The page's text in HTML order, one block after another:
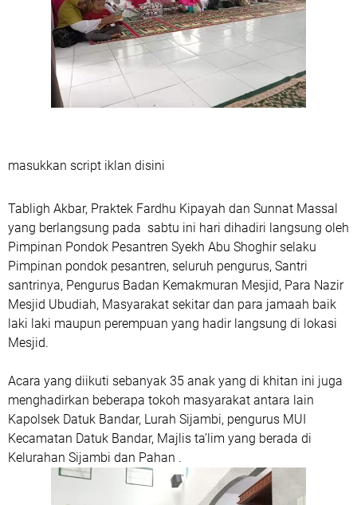
masukkan script iklan disini
Tabligh Akbar, Praktek Fardhu Kipayah dan Sunnat Massal
yang berlangsung pada sabtu ini hari dihadiri langsung oleh
Pimpinan Pondok Pesantren Syekh Abu Shoghir selaku
Pimpinan pondok pesantren, seluruh pengurus, Santri
santrinya, Pengurus Badan Kemakmuran Mesjid, Para Nazir
Mesjid Ubudiah, Masyarakat sekitar dan para jamaah baik
laki laki maupun perempuan yang hadir langsung di lokasi
Mesjid.
Acara yang diikuti sebanyak 35 anak yang di khitan ini juga
menghadirkan beberapa tokoh masyarakat antara lain
Kapolsek Datuk Bandar, Lurah Sijambi, pengurus MUI
Kecamatan Datuk Bandar, Majlis ta’lim yang berada di
Kelurahan Sijambi dan Pahan .